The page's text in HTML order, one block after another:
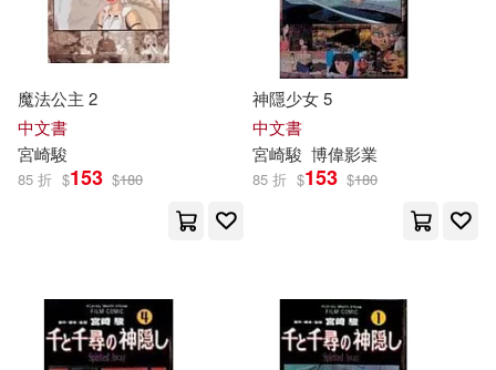
魔法公主 2
中文書
宮崎駿
85 折 $153 $180
神隱少女 5
中文書
宮崎駿 博偉影業
85 折 $153 $180